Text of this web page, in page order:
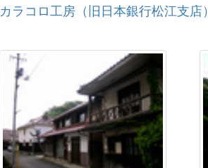
カラコロ工房（旧日本銀行松江支店